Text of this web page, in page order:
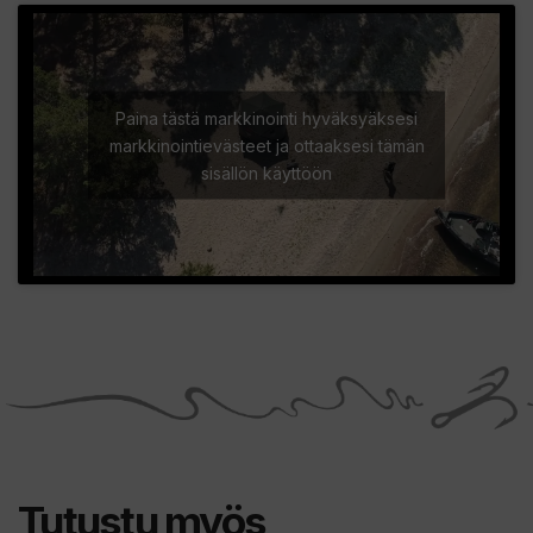
Paina tästä markkinointi hyväksyäksesi
markkinointievästeet ja ottaaksesi tämän
sisällön käyttöön
Tutustu myös